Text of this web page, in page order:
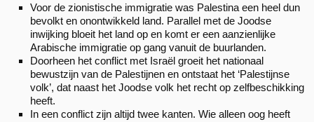
Voor de zionistische immigratie was Palestina een heel dun
bevolkt en onontwikkeld land. Parallel met de Joodse
inwijking bloeit het land op en komt er een aanzienlijke
Arabische immigratie op gang vanuit de buurlanden.
Doorheen het conflict met Israël groeit het nationaal
bewustzijn van de Palestijnen en ontstaat het ‘Palestijnse
volk’, dat naast het Joodse volk het recht op zelfbeschikking
heeft.
In een conflict zijn altijd twee kanten. Wie alleen oog heeft